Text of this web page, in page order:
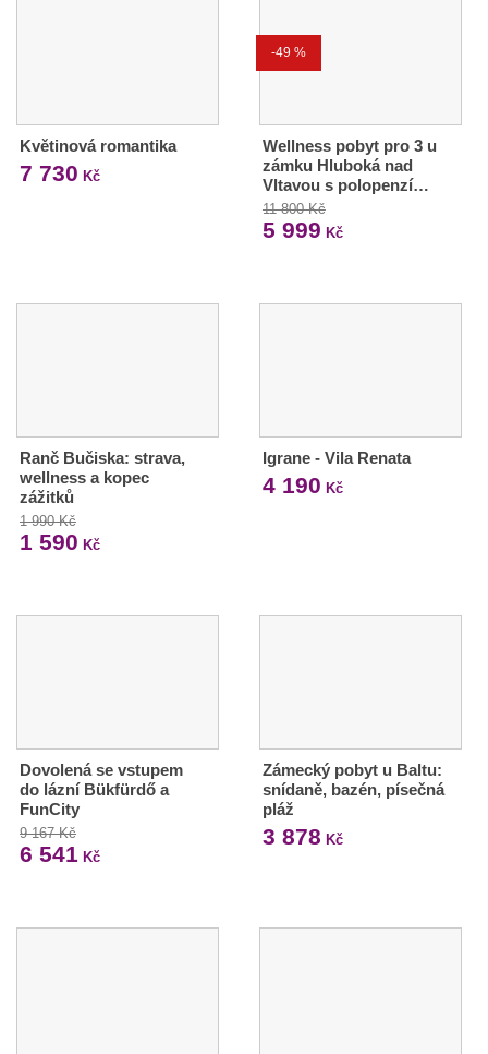
Květinová romantika
7 730 Kč
-49 %
Wellness pobyt pro 3 u
zámku Hluboká nad
Vltavou s polopenzí…
11 800 Kč
5 999 Kč
Ranč Bučiska: strava,
wellness a kopec
zážitků
1 990 Kč
1 590 Kč
Igrane - Vila Renata
4 190 Kč
Dovolená se vstupem
do lázní Bükfürdő a
FunCity
9 167 Kč
6 541 Kč
Zámecký pobyt u Baltu:
snídaně, bazén, písečná
pláž
3 878 Kč